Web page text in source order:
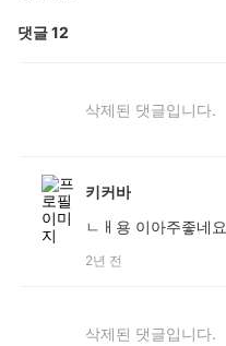
댓글12
삭제된 댓글입니다.
키커바
ㄴㅐ용 이아주좋네요
2년 전
삭제된 댓글입니다.